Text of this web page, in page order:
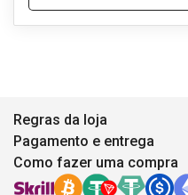
Regras da loja
Pagamento e entrega
Como fazer uma compra